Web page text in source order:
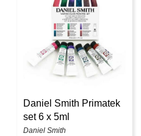
Daniel Smith Primatek
set 6 x 5ml
Daniel Smith